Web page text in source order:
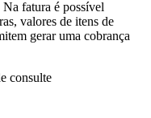
fatura é possível
valores de itens de
gerar uma cobrança
consulte